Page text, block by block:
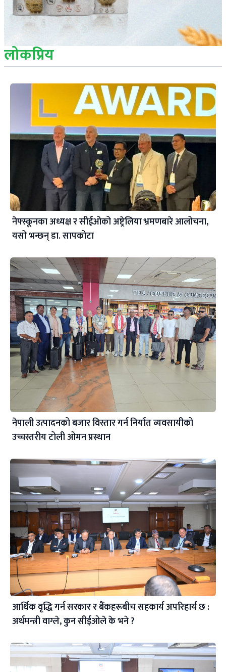
लोकप्रिय
नेफ्स्कूनका अध्यक्ष र सीईओको अष्ट्रेलिया भ्रमणबारे आलोचना,
यसो भन्छन् डा‍. सापकोटा
नेपाली उत्पादनको बजार विस्तार गर्न निर्यात व्यवसायीको
उच्चस्तरीय टोली ओमन प्रस्थान
आर्थिक वृद्धि गर्न सरकार र बैंकहरूबीच सहकार्य अपरिहार्य छ :
अर्थमन्त्री वाग्ले, कुन सीईओले के भने ?